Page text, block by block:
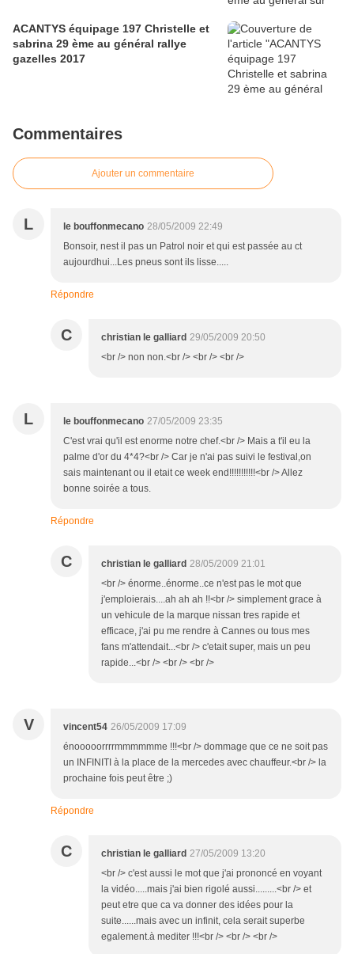
ACANTYS équipage 197 Christelle et
sabrina 29 ème au général rallye
gazelles 2017
Commentaires
Ajouter un commentaire
L le bouffonmecano 28/05/2009 22:49
Bonsoir, nest il pas un Patrol noir et qui est passée au ct
aujourdhui...Les pneus sont ils lisse.....
Répondre
C christian le galliard 29/05/2009 20:50
<br /> non non.<br /> <br /> <br />
L le bouffonmecano 27/05/2009 23:35
C'est vrai qu'il est enorme notre chef.<br /> Mais a t'il eu la
palme d'or du 4*4?<br /> Car je n'ai pas suivi le festival,on
sais maintenant ou il etait ce week end!!!!!!!!!!!<br /> Allez
bonne soirée a tous.
Répondre
C christian le galliard 28/05/2009 21:01
<br /> énorme..énorme..ce n'est pas le mot que
j'emploierais....ah ah ah !!<br /> simplement grace à
un vehicule de la marque nissan tres rapide et
efficace, j'ai pu me rendre à Cannes ou tous mes
fans m'attendait...<br /> c'etait super, mais un peu
rapide...<br /> <br /> <br />
V vincent54 26/05/2009 17:09
énooooorrrrmmmmmme !!!<br /> dommage que ce ne soit pas
un INFINITI à la place de la mercedes avec chauffeur.<br /> la
prochaine fois peut être ;)
Répondre
C christian le galliard 27/05/2009 13:20
<br /> c'est aussi le mot que j'ai prononcé en voyant
la vidéo.....mais j'ai bien rigolé aussi.........<br /> et
peut etre que ca va donner des idées pour la
suite......mais avec un infinit, cela serait superbe
egalement.à mediter !!!<br /> <br /> <br />